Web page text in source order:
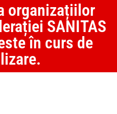
organizațiilor
SANITAS
în curs de